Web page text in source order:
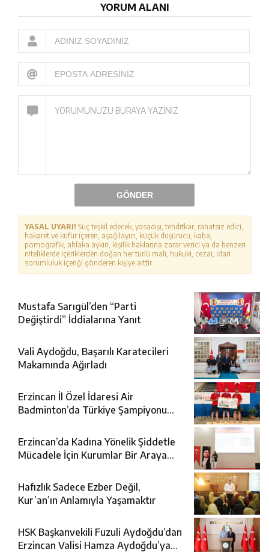
YORUM ALANI
GÖNDER
YASAL UYARI! Suç teşkil edecek, yasadışı, tehditkar, rahatsız edici,
hakaret ve küfür içeren, aşağılayıcı, küçük düşürücü, kaba,
pornografik, ahlaka aykırı, kişilik haklarına zarar verici ya da benzeri
niteliklerde içeriklerden doğan her türlü mali, hukuki, cezai, idari
sorumluluk içeriği gönderen kişiye aittir.
Mustafa Sarıgül’den “Parti
Değiştirdi” İddialarına Yanıt
Vali Aydoğdu, Başarılı Karatecileri
Makamında Ağırladı
Erzincan İl Özel İdaresi Air
Badminton’da Türkiye Şampiyonu
Erzincan’da Kadına Yönelik Şiddetle
Mücadele İçin Kurumlar Bir Araya
Hafızlık Sadece Ezber Değil,
Kur’an’ın Anlamıyla Yaşamaktır
HSK Başkanvekili Fuzuli Aydoğdu’dan
Erzincan Valisi Hamza Aydoğdu’ya